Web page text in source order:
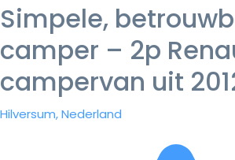
Simpele,
camper – 2p
campervan uit
Hilversum, Nederland